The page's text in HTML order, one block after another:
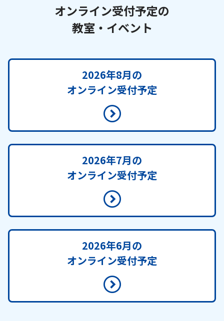
053-411-8686
メールフォームでのお問い合わせ
各教室・イベントページの問い合わせ先までお願いいたします。
オンライン受付予定の
教室・イベント
2026年8月の
オンライン受付予定
2026年7月の
オンライン受付予定
2026年6月の
オンライン受付予定